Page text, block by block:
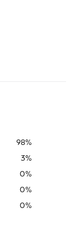
98%
3%
0%
0%
0%